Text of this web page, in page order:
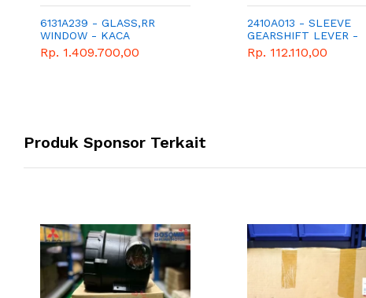
6131A239 - GLASS,RR
WINDOW - KACA
BELAKANG TRITON KL3
Rp. 1.409.700,00
2410A013 - SLEEVE
GEARSHIFT LEVER -
SPAREPART -
- XPANDER
Rp. 112.110,00
Produk Sponsor Terkait